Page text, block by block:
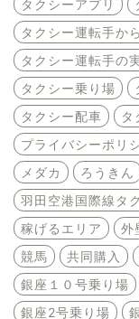
タクシーアプリ
タクシー運転手か
タクシー運転手の
タクシー乗り場
タクシー配車
タ
プライバシーポリ
メダカ
ろうきん
羽田空港国際線タ
稼げるエリア
外
競馬
共同購入
銀座１０号乗り場
銀座2号乗り場